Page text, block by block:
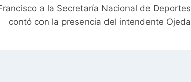
a la Secretaría Nacional de Deportes
contó con la presencia del intendente Ojeda